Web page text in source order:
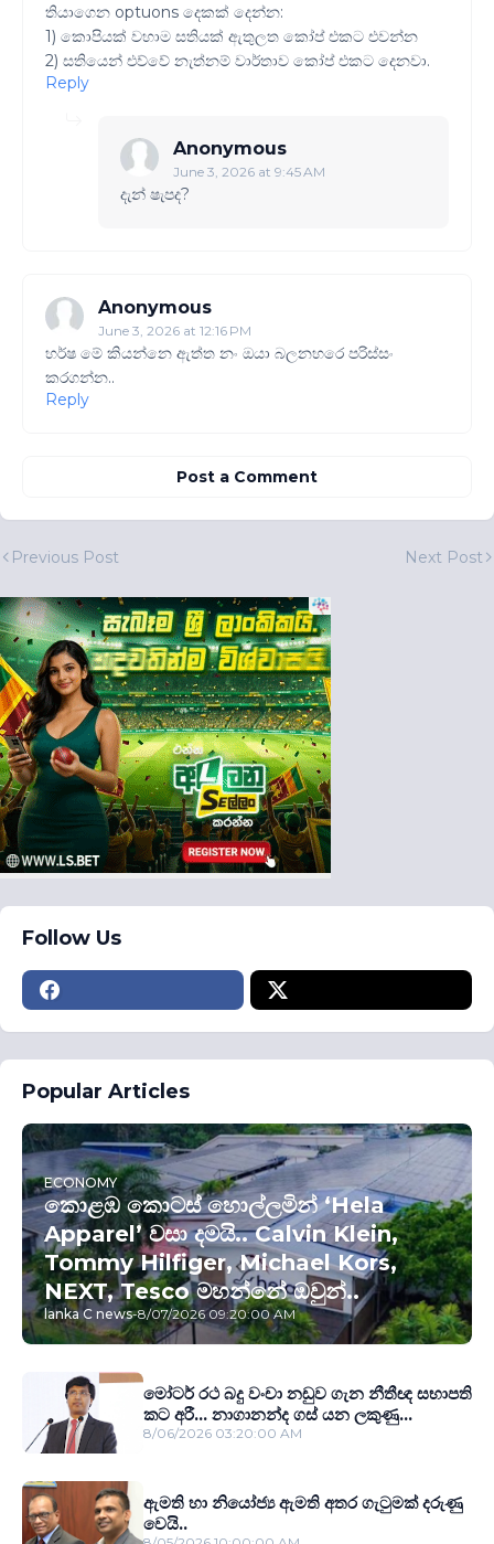
තියාගෙන optuons දෙකක් දෙන්න:
1) කොපියක් වහාම සතියක් ඇතුලත කෝප් එකට එවන්න
2) සතියෙන් එව්වේ නැත්නම් වාර්තාව කෝප් එකට දෙනවා.
Reply
Anonymous
June 3, 2026 at 9:45 AM
දැන් ෂැපද​?
Anonymous
June 3, 2026 at 12:16 PM
හර්ෂ මේ කියන්නෙ ඇත්ත නං ඔයා බලනහරෙ පරිස්සං
කරගන්න..
Reply
Post a Comment
Previous Post Next Post
Follow Us
Popular Articles
ECONOMY
කොළඹ කොටස් හොල්ලමින් ‘Hela
Apparel’ වසා දමයි.. Calvin Klein,
Tommy Hilfiger, Michael Kors,
NEXT, Tesco මහන්නේ ඔවුන්..
lanka C news-8/07/2026 09:20:00 AM
මෝටර් රථ බදු වංචා නඩුව ගැන නීතීඥ සභාපති
කට අරී... නාගානන්ද ගස් යන ලකුණු...
8/06/2026 03:20:00 AM
ඇමති හා නියෝජ්‍ය ඇමති අතර ගැටුමක් දරුණු
වෙයි..